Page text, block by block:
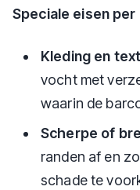
Speciale eisen
Kleding en
vocht met
waarin de
Scherpe of
randen af en
schade te